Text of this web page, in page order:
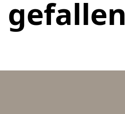
gefallen